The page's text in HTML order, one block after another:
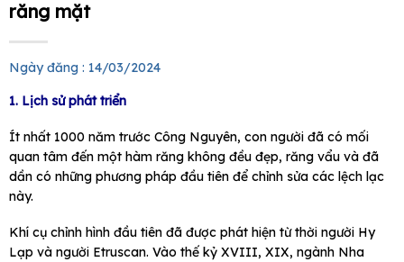
răng mặt
Ngày đăng : 14/03/2024
1. Lịch sử phát triển
Ít nhất 1000 năm trước Công Nguyên, con người đã có mối
quan tâm đến một hàm răng không đều đẹp, răng vẩu và đã
dần có những phương pháp đầu tiên để chỉnh sửa các lệch lạc
này.
Khí cụ chỉnh hình đầu tiên đã được phát hiện từ thời người Hy
Lạp và người Etruscan. Vào thế kỷ XVIII, XIX, ngành Nha